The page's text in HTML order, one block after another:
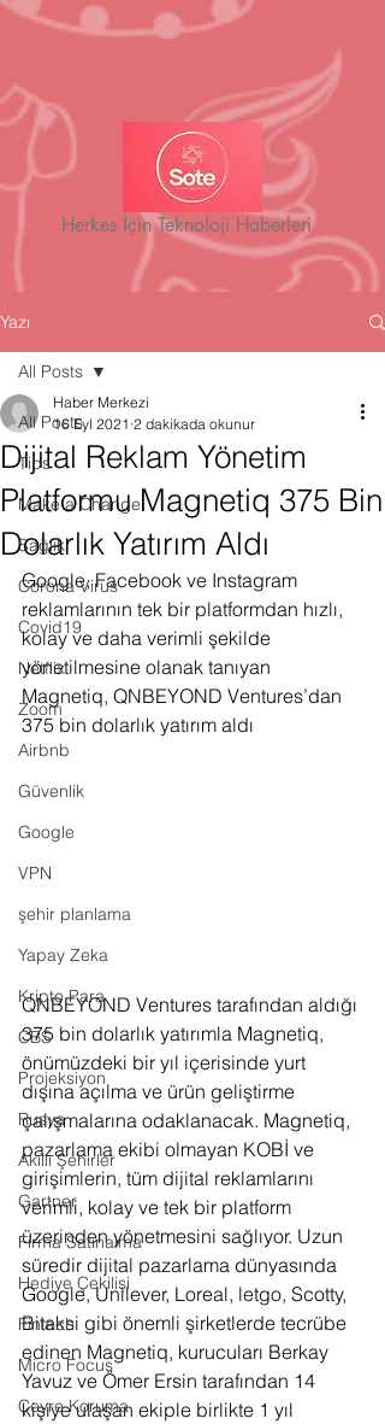
Herkes İçin Teknoloji Haberleri
Yazı
All Posts
Tips
Make a Change
Sağlık
Corona Virus
Covid19
Netflix
Zoom
Airbnb
Güvenlik
Google
VPN
şehir planlama
Yapay Zeka
Kripto Para
CBS
Projeksiyon
Rusya
Akıllı Şehirler
Gartner
Firma Satınalma
Hediye Çekilişi
Fintech
Micro Focus
Çevre Koruma
All Posts
Dijital Reklam Yönetim
Platformu Magnetiq 375 Bin
Dolarlık Yatırım Aldı
Haber Merkezi
16 Eyl 2021 2 dakikada okunur
Google, Facebook ve Instagram
reklamlarının tek bir platformdan hızlı,
kolay ve daha verimli şekilde
yönetilmesine olanak tanıyan
Magnetiq, QNBEYOND Ventures’dan
375 bin dolarlık yatırım aldı
QNBEYOND Ventures tarafından aldığı
375 bin dolarlık yatırımla Magnetiq,
önümüzdeki bir yıl içerisinde yurt
dışına açılma ve ürün geliştirme
çalışmalarına odaklanacak. Magnetiq,
pazarlama ekibi olmayan KOBİ ve
girişimlerin, tüm dijital reklamlarını
verimli, kolay ve tek bir platform
üzerinden yönetmesini sağlıyor. Uzun
süredir dijital pazarlama dünyasında
Google, Unilever, Loreal, letgo, Scotty,
Bitaksi gibi önemli şirketlerde tecrübe
edinen Magnetiq, kurucuları Berkay
Yavuz ve Ömer Ersin tarafından 14
kişiye ulaşan ekiple birlikte 1 yıl